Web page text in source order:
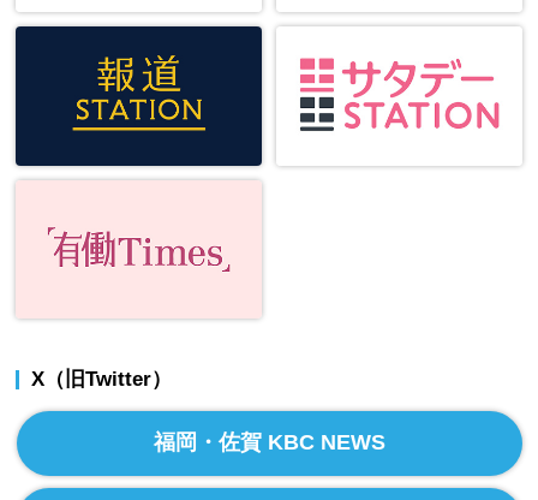
X（旧Twitter）
福岡・佐賀 KBC NEWS